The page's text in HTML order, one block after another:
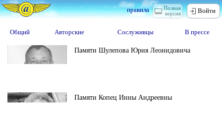
Полная
версия
правила Войти
Общий Авторские Сослуживцы В прессе
Памяти Шулепова Юрия Леонидовича
Памяти Копец Инны Андреевны